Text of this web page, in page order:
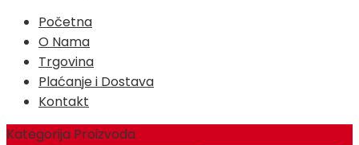
Početna
O Nama
Trgovina
Plaćanje i Dostava
Kontakt
Kategorija Proizvoda